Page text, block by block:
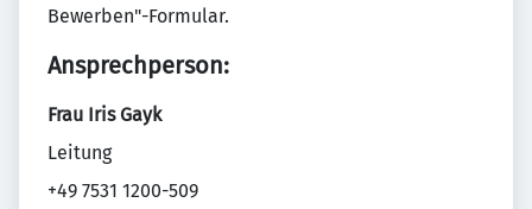
Bewerben"-Formular.
Ansprechperson:
Frau Iris Gayk
Leitung
+49 7531 1200-509